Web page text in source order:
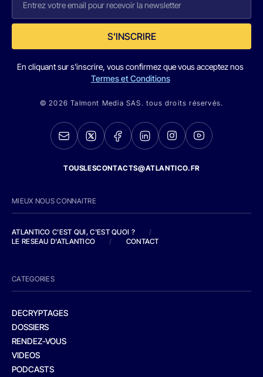
S'INSCRIRE
En cliquant sur s'inscrire, vous confirmez que vous acceptez nos
Termes et Conditions
© 2026 Talmont Media SAS. tous droits réservés.
TOUSLESCONTACTS@ATLANTICO.FR
MIEUX NOUS CONNAITRE
ATLANTICO C'EST QUI, C'EST QUOI ?
/
LE RESEAU D'ATLANTICO
/ CONTACT
CATEGORIES
DECRYPTAGES
DOSSIERS
RENDEZ-VOUS
VIDEOS
PODCASTS